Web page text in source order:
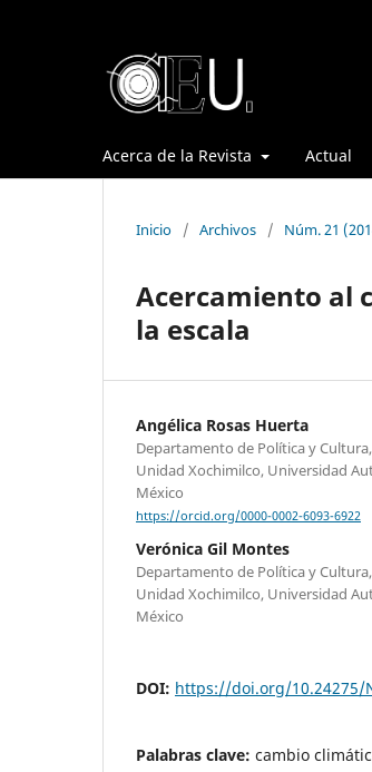
Acerca de la Revista Actual
Inicio / Archivos / Núm. 21
Acercamiento al
la escala
Angélica Rosas Huerta
Departamento de Política y
Unidad Xochimilco, Universidad
México
https://orcid.org/0000-0002-6093-6922
Verónica Gil Montes
Departamento de Política y
Unidad Xochimilco, Universidad
México
DOI: https://doi.org/10.24275/
Palabras clave: cambio